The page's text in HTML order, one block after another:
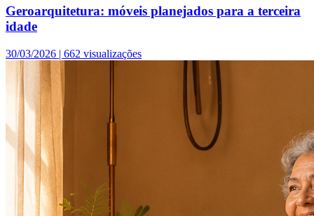
Geroarquitetura: móveis planejados para a terceira
idade
30/03/2026 | 662 visualizações